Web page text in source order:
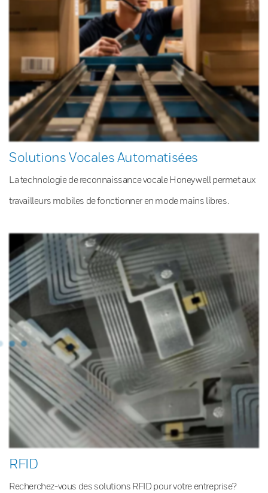
Solutions Vocales Automatisées
La technologie de reconnaissance vocale Honeywell permet aux
travailleurs mobiles de fonctionner en mode mains libres.
RFID
Recherchez-vous des solutions RFID pour votre entreprise?